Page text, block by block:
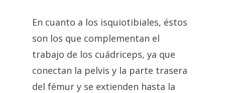
En cuanto a los isquiotibiales, éstos
son los que complementan el
trabajo de los cuádriceps, ya que
conectan la pelvis y la parte trasera
del fémur y se extienden hasta la